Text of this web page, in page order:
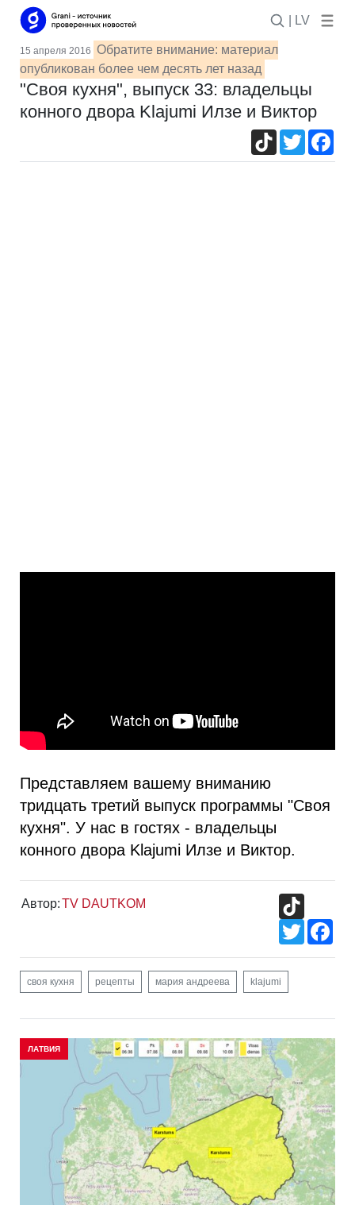
| LV
15 апреля 2016 Обратите внимание: материал
опубликован более чем десять лет назад
"Своя кухня", выпуск 33: владельцы
конного двора Klajumi Илзе и Виктор
TikTokTwitter
Представляем вашему вниманию
тридцать третий выпуск программы "Своя
кухня". У нас в гостях - владельцы
конного двора Klajumi Илзе и Виктор.
Автор:TV DAUTKOM
Twitter
своя кухня рецепты мария андреева klajumi
ЛАТВИЯ